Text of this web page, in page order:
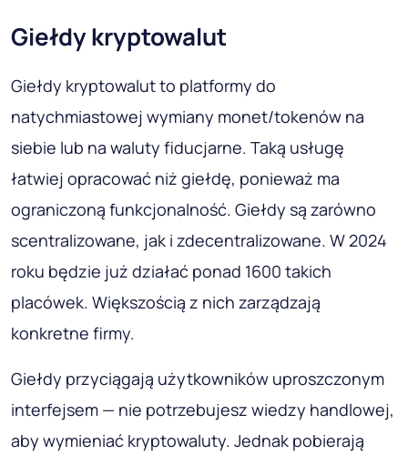
Giełdy kryptowalut
Giełdy kryptowalut to platformy do
natychmiastowej wymiany monet/tokenów na
siebie lub na waluty fiducjarne. Taką usługę
łatwiej opracować niż giełdę, ponieważ ma
ograniczoną funkcjonalność. Giełdy są zarówno
scentralizowane, jak i zdecentralizowane. W 2024
roku będzie już działać ponad 1600 takich
placówek. Większością z nich zarządzają
konkretne firmy.
Giełdy przyciągają użytkowników uproszczonym
interfejsem — nie potrzebujesz wiedzy handlowej,
aby wymieniać kryptowaluty. Jednak pobierają